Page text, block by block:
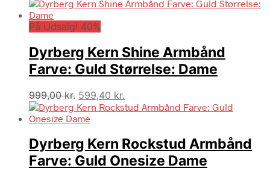
På Udsalg! 40%
Dyrberg Kern Shine Armbånd
Farve: Guld Størrelse: Dame
999,00kr. Den
oprindelige
pris
999,00 kr..
599,40 kr.
aktuelle
599,40 kr..
Dyrberg Kern Rockstud Armbånd
Farve: Guld Onesize Dame